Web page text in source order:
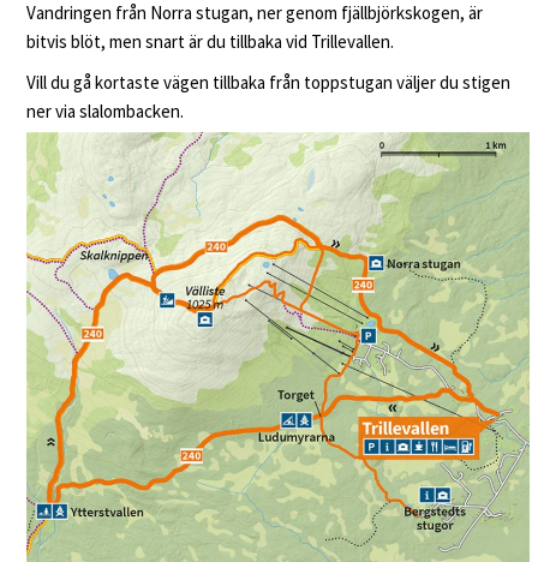
Vandringen från Norra stugan, ner genom fjällbjörkskogen, är
bitvis blöt, men snart är du tillbaka vid Trillevallen.
Vill du gå kortaste vägen tillbaka från toppstugan väljer du stigen
ner via slalombacken.